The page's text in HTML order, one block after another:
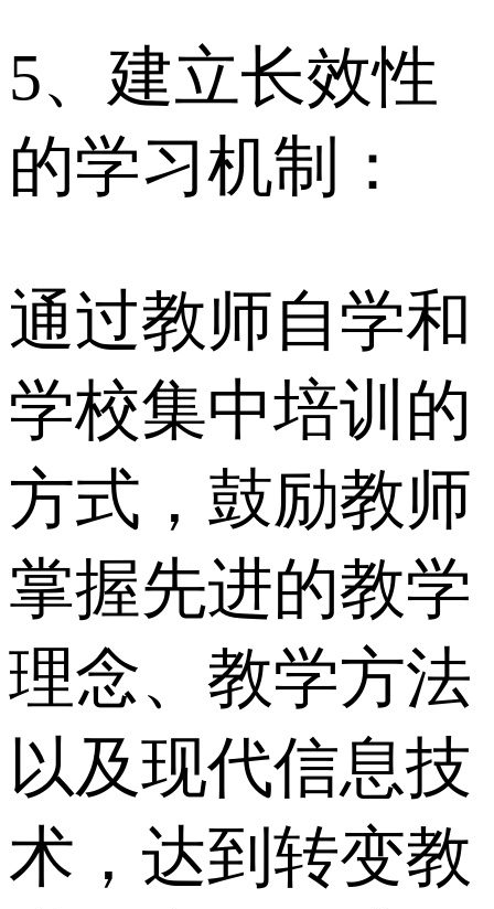
5、建立长效性
的学习机制：
通过教师自学和
学校集中培训的
方式，鼓励教师
掌握先进的教学
理念、教学方法
以及现代信息技
术，达到转变教